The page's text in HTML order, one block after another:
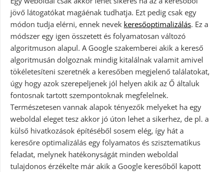
jövő látogatókat magáénak tudhatja. Ezt pedig csak egy
módon tudja elérni, ennek nevek keresőoptimalizálás. Ez a
módszer egy igen összetett és folyamatosan változó
algoritmuson alapul. A Google szakemberei akik a kereső
algoritmusán dolgoznak mindig kitalálnak valamit amivel
tökéletesíteni szeretnék a keresőben megjelenő találatokat,
úgy hogy azok szerepeljenek jól helyen akik az Ő általuk
fontosnak tartott szempontoknak megfelelnek.
Természetesen vannak alapok tényezők melyeket ha egy
weboldal eleget tesz akkor jó úton lehet a sikerhez, de pl. a
külső hivatkozások építéséből sosem elég, így hát a
keresőre optimalizálás egy folyamatos és szisztematikus
feladat, melynek hatékonyságát minden weboldal
tulajdonos érzékelte már akik a Google keresőből kapott